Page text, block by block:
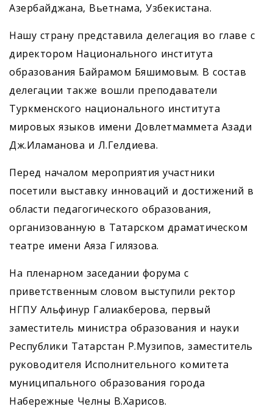
Азербайджана, Вьетнама, Узбекистана.
Нашу страну представила делегация во главе с
директором Национального института
образования Байрамом Бяшимовым. В состав
делегации также вошли преподаватели
Туркменского национального института
мировых языков имени Довлетмаммета Азади
Дж.Иламанова и Л.Гелдиева.
Перед началом мероприятия участники
посетили выставку инноваций и достижений в
области педагогического образования,
организованную в Татарском драматическом
театре имени Аяза Гилязова.
На пленарном заседании форума с
приветственным словом выступили ректор
НГПУ Альфинур Галиакберова, первый
заместитель министра образования и науки
Республики Татарстан Р.Музипов, заместитель
руководителя Исполнительного комитета
муниципального образования города
Набережные Челны В.Харисов.